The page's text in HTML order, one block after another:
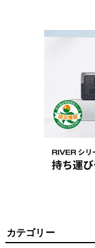
カテゴリー